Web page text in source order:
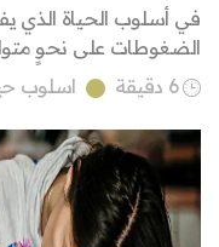
في أسلوب الحياة الذي
الضغوطات على نحوٍ
6 دقيقة
اسلوب